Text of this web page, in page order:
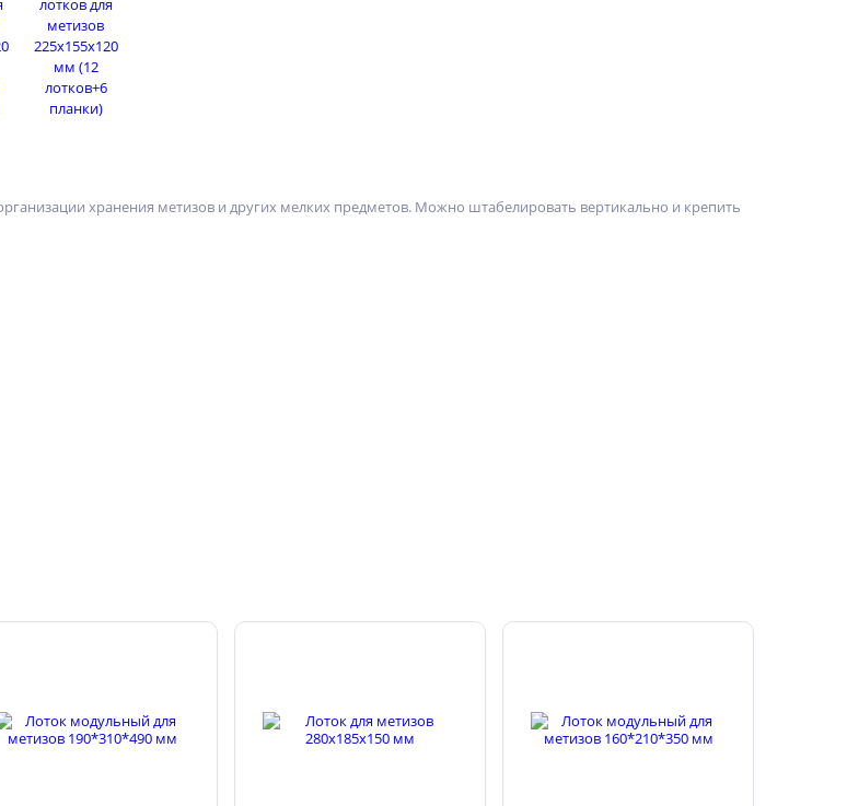
хранения метизов и других мелких предметов. Можно штабелировать вертикально и крепить